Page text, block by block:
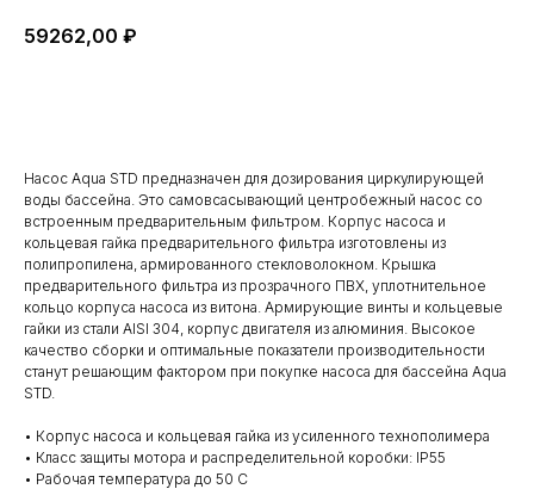
59262,00 ₽
Насос Aqua STD предназначен для дозирования циркулирующей
воды бассейна. Это самовсасывающий центробежный насос со
встроенным предварительным фильтром. Корпус насоса и
кольцевая гайка предварительного фильтра изготовлены из
полипропилена, армированного стекловолокном. Крышка
предварительного фильтра из прозрачного ПВХ, уплотнительное
кольцо корпуса насоса из витона. Армирующие винты и кольцевые
гайки из стали AISI 304, корпус двигателя из алюминия. Высокое
качество сборки и оптимальные показатели производительности
станут решающим фактором при покупке насоса для бассейна Aqua
STD.
• Корпус насоса и кольцевая гайка из усиленного технополимера
• Класс защиты мотора и распределительной коробки: IP55
• Рабочая температура до 50 С